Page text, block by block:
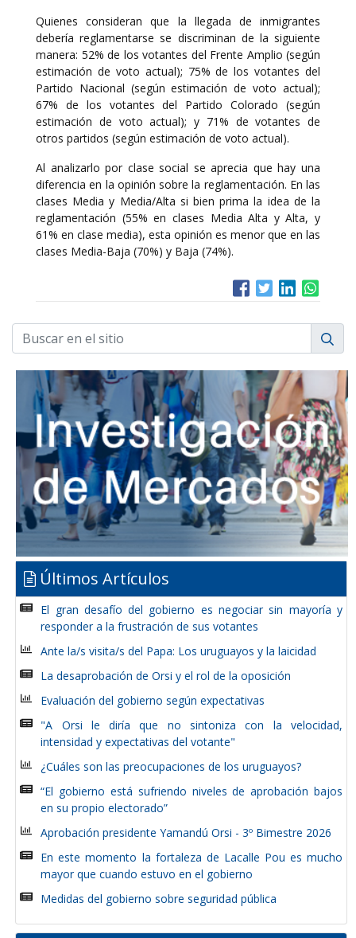
Quienes consideran que la llegada de inmigrantes
debería reglamentarse se discriminan de la siguiente
manera: 52% de los votantes del Frente Amplio (según
estimación de voto actual); 75% de los votantes del
Partido Nacional (según estimación de voto actual);
67% de los votantes del Partido Colorado (según
estimación de voto actual); y 71% de votantes de
otros partidos (según estimación de voto actual).
Al analizarlo por clase social se aprecia que hay una
diferencia en la opinión sobre la reglamentación. En las
clases Media y Media/Alta si bien prima la idea de la
reglamentación (55% en clases Media Alta y Alta, y
61% en clase media), esta opinión es menor que en las
clases Media-Baja (70%) y Baja (74%).
Últimos Artículos
El gran desafío del gobierno es negociar sin mayoría y
responder a la frustración de sus votantes
Ante la/s visita/s del Papa: Los uruguayos y la laicidad
La desaprobación de Orsi y el rol de la oposición
Evaluación del gobierno según expectativas
"A Orsi le diría que no sintoniza con la velocidad,
intensidad y expectativas del votante"
¿Cuáles son las preocupaciones de los uruguayos?
“El gobierno está sufriendo niveles de aprobación bajos
en su propio electorado”
Aprobación presidente Yamandú Orsi - 3º Bimestre 2026
En este momento la fortaleza de Lacalle Pou es mucho
mayor que cuando estuvo en el gobierno
Medidas del gobierno sobre seguridad pública